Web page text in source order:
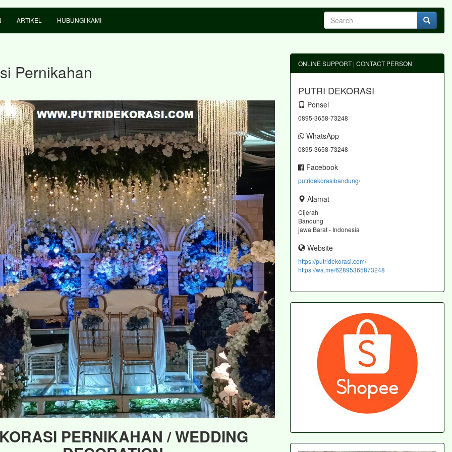
ARTIKEL HUBUNGI KAMI
Pernikahan
PERNIKAHAN / WEDDING
ONLINE SUPPORT | CONTACT PERSON
PUTRI DEKORASI
Ponsel
0895-3658-73248
WhatsApp
0895-3658-73248
Facebook
putridekorasibandung/
Alamat
Cijerah
Bandung
jawa Barat - Indonesia
Website
https://putridekorasi.com/
https://wa.me/62895365873248